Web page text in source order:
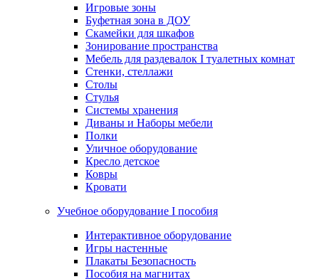
Игровые зоны
Буфетная зона в ДОУ
Скамейки для шкафов
Зонирование пространства
Мебель для раздевалок I туалетных комнат
Стенки, стеллажи
Столы
Стулья
Системы хранения
Диваны и Наборы мебели
Полки
Уличное оборудование
Кресло детское
Ковры
Кровати
Учебное оборудование I пособия
Интерактивное оборудование
Игры настенные
Плакаты Безопасность
Пособия на магнитах